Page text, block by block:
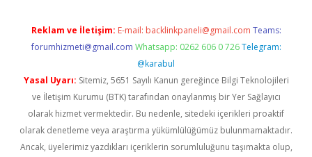
Reklam ve İletişim: E-mail: backlinkpaneli@gmail.com Teams:
forumhizmeti@gmail.com Whatsapp: 0262 606 0 726 Telegram:
@karabul
Yasal Uyarı: Sitemiz, 5651 Sayılı Kanun gereğince Bilgi Teknolojileri
ve İletişim Kurumu (BTK) tarafından onaylanmış bir Yer Sağlayıcı
olarak hizmet vermektedir. Bu nedenle, sitedeki içerikleri proaktif
olarak denetleme veya araştırma yükümlülüğümüz bulunmamaktadır.
Ancak, üyelerimiz yazdıkları içeriklerin sorumluluğunu taşımakta olup,